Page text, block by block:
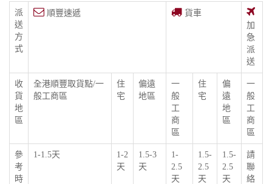
派
送
方
式
順豐速遞
貨車
加
急
派
送
收
貨
地
區
全港順豐取貨點/一
般工商區
住
宅
偏遠
地區
一
般
工
商
區
住
宅
偏
遠
地
區
一
般
工
商
區
參
考
時
1-1.5天
1-2
天
1.5-3
天
1-
2.5
天
1.5-
2.5
天
1.5-
2.5
天
請
聯
絡